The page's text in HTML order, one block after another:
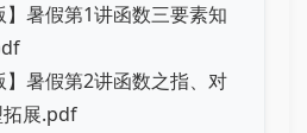
暑假第1讲函数三要素知
暑假第2讲函数之指、对
拓展.pdf